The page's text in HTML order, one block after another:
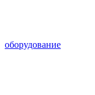
оборудование